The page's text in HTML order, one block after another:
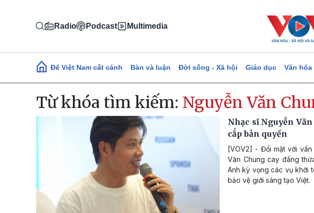
Radio Podcast Multimedia
Main navigation
Để Việt Nam cất cánh Bàn và luận Đời sống - Xã hội Giáo dục Văn hóa
Từ khóa tìm kiếm: Nguyễn Văn
Nhạc sĩ Nguyễn
cắp bản quyền
[VOV2] - Đối mặt với
Văn Chung cay đắng
Anh kỳ vọng các vụ khởi
bảo vệ giới sáng tạo Việt.